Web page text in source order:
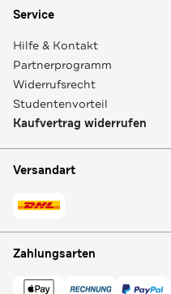
Service
Hilfe & Kontakt
Partnerprogramm
Widerrufsrecht
Studentenvorteil
Kaufvertrag widerrufen
Versandart
Zahlungsarten